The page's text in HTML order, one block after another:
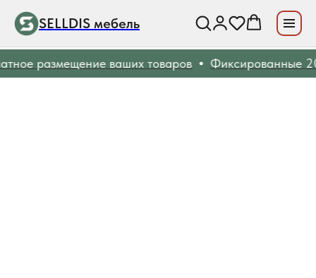
SELLDIS мебель
размещение ваших товаров Фиксированные